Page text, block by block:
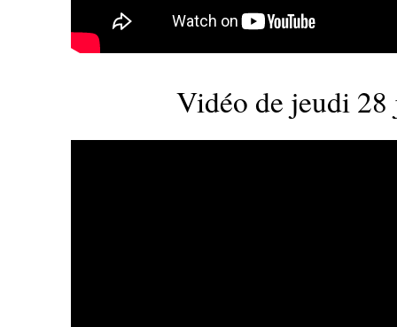
Vidéo de jeudi